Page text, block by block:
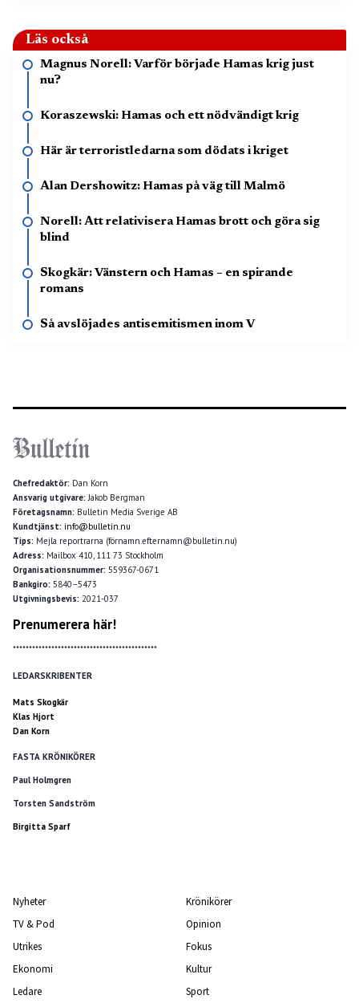
Läs också
Magnus Norell: Varför började Hamas krig just
nu?
Koraszewski: Hamas och ett nödvändigt krig
Här är terroristledarna som dödats i kriget
Alan Dershowitz: Hamas på väg till Malmö
Norell: Att relativisera Hamas brott och göra sig
blind
Skogkär: Vänstern och Hamas – en spirande
romans
Så avslöjades antisemitismen inom V
Chefredaktör: Dan Korn
Ansvarig utgivare:Jakob Bergman
Företagsnamn: Bulletin Media Sverige AB
Kundtjänst: info@bulletin.nu
Tips: Mejla reportrarna (förnamn.efternamn@bulletin.nu)
Adress: Mailbox 410, 111 73 Stockholm
Organisationsnummer: 559367-0671
Bankgiro: 5840–5473
Utgivningsbevis: 2021-037
Prenumerera här!
*********************************************
LEDARSKRIBENTER
Mats Skogkär
Klas Hjort
Dan Korn
FASTA KRÖNIKÖRER
Paul Holmgren
Torsten Sandström
Birgitta Sparf
Nyheter
TV & Pod
Utrikes
Ekonomi
Ledare
Krönikörer
Opinion
Fokus
Kultur
Sport